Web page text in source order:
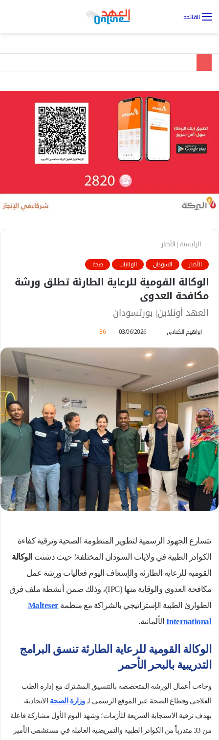
القائمة
الرئيسية| الأخبار
الأخبار السودان الولايات صحة
الوكالة القومية للرعاية الطارئة تطلق ورشة
مكافحة العدوى
العهد أونلاين| بورتسودان
ابراهيم الكناني
س
ر
ي
د
ا
ت
و
ن
03/06/2026
36
تتسارع الجهود الرسمية لتطوير المنظومة الصحية وترقية كفاءة
الكوادر الطبية في ولايات السودان المختلفة؛ حيث دشنت الوكالة
القومية للرعاية الطارئة والإسعاف اليوم فعاليات ورشة عمل
مكافحة العدوى والوقاية منها (IPC)، وذلك ضمن أنشطة ملف فرق
الطوارئ الطبية الإستراتيجي بالشراكة مع منظمةMalteser
International الألمانية.
الوكالة القومية للرعاية الطارئة تنسق البرامج
التدريبية بالبحر الأحمر
وجاءت أعمال الورشة المتخصصة بالتنسيق المشترك مع إدارة الطب
العلاجي وقطاع الصحة عبر الموقع الرسمي لـوزارة الصحة الاتحادية،
بهدف ترقية الاستجابة السريعة للأزمات؛ وشهد اليوم الأول مشاركة فاعلة
من 33 متدرباً من الكوادر الطبية والتمريضية العاملة في مستشفى الأمير